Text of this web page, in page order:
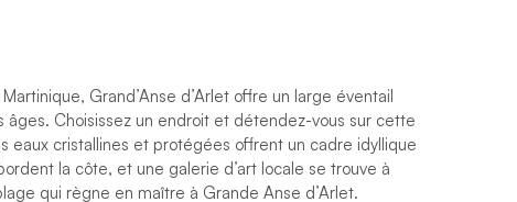
Grand’Anse d’Arlet offre un large éventail
Choisissez un endroit et détendez-vous sur cette
eaux cristallines et protégées offrent un cadre idyllique
la côte, et une galerie d’art locale se trouve à
qui règne en maître à Grande Anse d’Arlet.